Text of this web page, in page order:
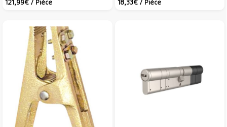
chargeur - 06014A8000
121,99€ / Pièce
18,33€ / Pièce